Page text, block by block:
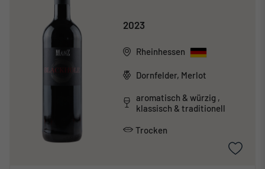
2023
Rheinhessen
Dornfelder, Merlot
aromatisch & würzig ,
klassisch & traditionell
Trocken